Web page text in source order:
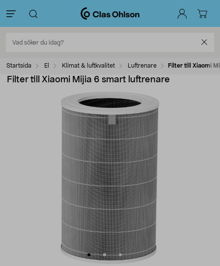
Startsida El Klimat & luftkvalitet Luftrenare Filter till Xiaomi
Filter till Xiaomi Mijia 6 smart luftrenare